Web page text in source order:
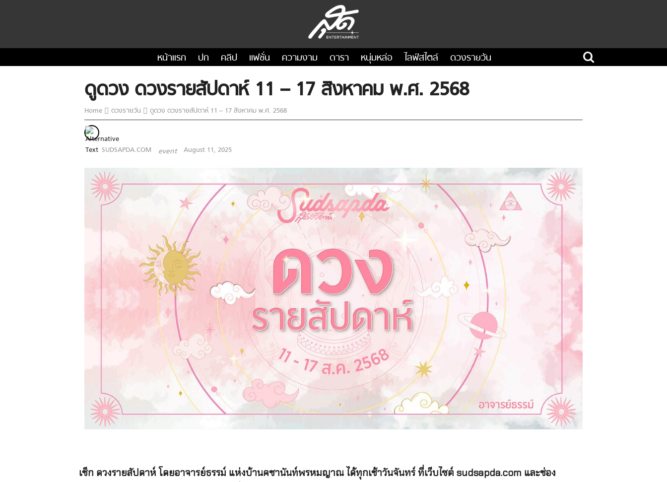
หน้าแรก ปก คลิป แฟชั่น ความงาม ดารา หนุ่มหล่อ ไลฟ์สไตล์ ดวงรายวัน
ดูดวง ดวงรายสัปดาห์ 11 – 17 สิงหาคม พ.ศ. 2568
Home ดวงรายวัน ดูดวง ดวงรายสัปดาห์ 11 – 17 สิงหาคม พ.ศ. 2568
SUDSAPDA.COM event August 11, 2025
เช็ก ดวงรายสัปดาห์ โดยอาจารย์ธรรม์ แห่งบ้านคชานันท์พรหมญาณ ได้ทุกเช้าวันจันทร์ ที่เว็บไซต์ sudsapda.com และช่อง